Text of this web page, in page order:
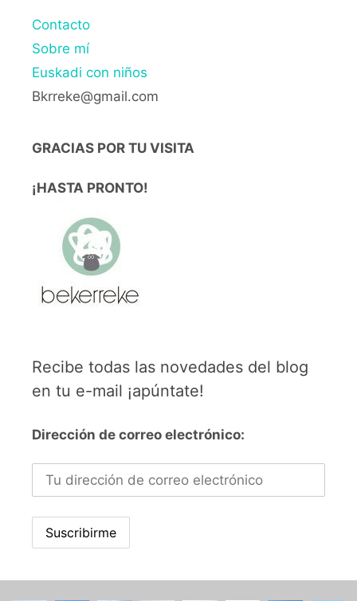
Contacto
Sobre mí
Euskadi con niños
Bkrreke@gmail.com
GRACIAS POR TU VISITA
¡HASTA PRONTO!
Recibe todas las novedades del blog
en tu e-mail ¡apúntate!
Dirección de correo electrónico: